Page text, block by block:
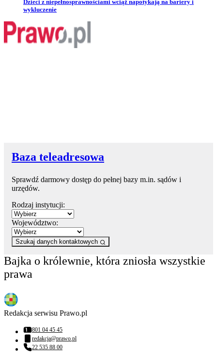
Dzieci z niepełnosprawnościami wciąż napotykają na bariery i
wykluczenie
Baza teleadresowa
Sprawdź darmowy dostęp do pełnej bazy m.in. sądów i
urzędów.
Rodzaj instytucji:
Województwo:
Szukaj danych kontaktowych
Bajka o królewnie, która zniosła wszystkie
prawa
Redakcja serwisu Prawo.pl
Numer telefonu:
801 04 45 45
Adres email:
redakcja@prawo.pl
Numer telefonu:
22 535 88 00